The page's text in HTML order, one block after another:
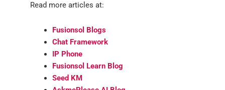
Read more articles at:
Fusionsol Blogs
Chat Framework
IP Phone
Fusionsol Learn Blog
Seed KM